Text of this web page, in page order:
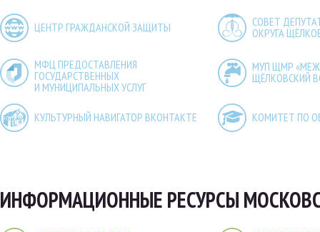
ЦЕНТР ГРАЖДАНСКОЙ ЗАЩИТЫ
СОВЕТ
ОКРУГА
МФЦ ПРЕДОСТАВЛЕНИЯ
ГОСУДАРСТВЕННЫХ
И МУНИЦИПАЛЬНЫХ УСЛУГ
МУП ЩМР
ЩЁЛКОВСКИЙ
КУЛЬТУРНЫЙ НАВИГАТОР ВКОНТАКТЕ КОМИТЕТ ПО
ИНФОРМАЦИОННЫЕ РЕСУРСЫ